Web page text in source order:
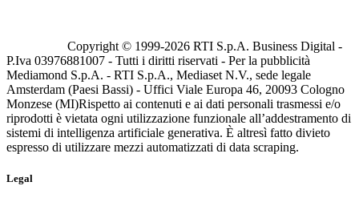
Copyright © 1999-2026 RTI S.p.A. Business Digital -
P.Iva 03976881007 - Tutti i diritti riservati - Per la pubblicità
Mediamond S.p.A. - RTI S.p.A., Mediaset N.V., sede legale
Amsterdam (Paesi Bassi) - Uffici Viale Europa 46, 20093 Cologno
Monzese (MI)Rispetto ai contenuti e ai dati personali trasmessi e/o
riprodotti è vietata ogni utilizzazione funzionale all’addestramento di
sistemi di intelligenza artificiale generativa. È altresì fatto divieto
espresso di utilizzare mezzi automatizzati di data scraping.
Legal